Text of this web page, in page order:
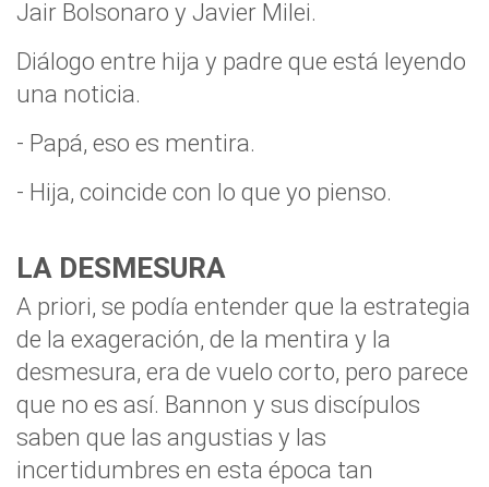
Jair Bolsonaro y Javier Milei.
Diálogo entre hija y padre que está leyendo
una noticia.
- Papá, eso es mentira.
- Hija, coincide con lo que yo pienso.
LA DESMESURA
A priori, se podía entender que la estrategia
de la exageración, de la mentira y la
desmesura, era de vuelo corto, pero parece
que no es así. Bannon y sus discípulos
saben que las angustias y las
incertidumbres en esta época tan